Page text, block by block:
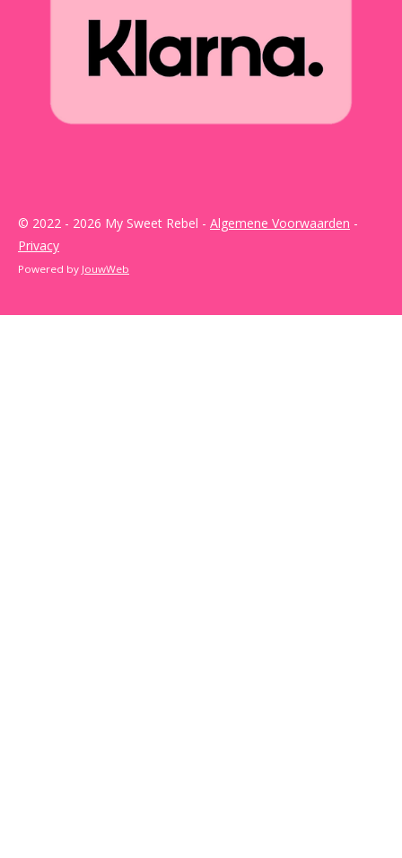
© 2022 - 2026 My Sweet Rebel - Algemene Voorwaarden -
Privacy
Powered by JouwWeb